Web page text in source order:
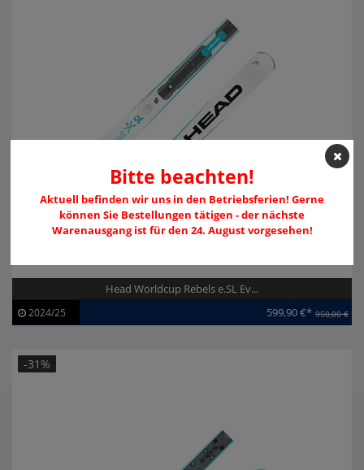
Head Worldcup Rebels e.SL Ev...
2024/25 599,90 €* 950,00 €
-31%
Bitte beachten!
Aktuell befinden wir uns in den Betriebsferien! Gerne
können Sie Bestellungen tätigen - der nächste
Warenausgang ist für den 24. August vorgesehen!